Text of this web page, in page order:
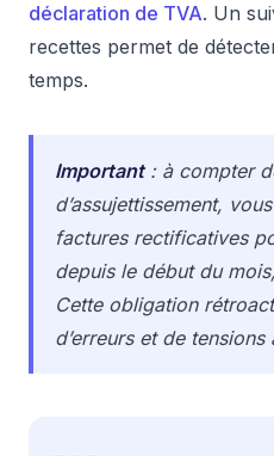
déclaration de TVA. Un
recettes permet de
temps.
Important: à compter
d’assujettissement,
factures rectificatives
depuis le début du
Cette obligation
d’erreurs et de